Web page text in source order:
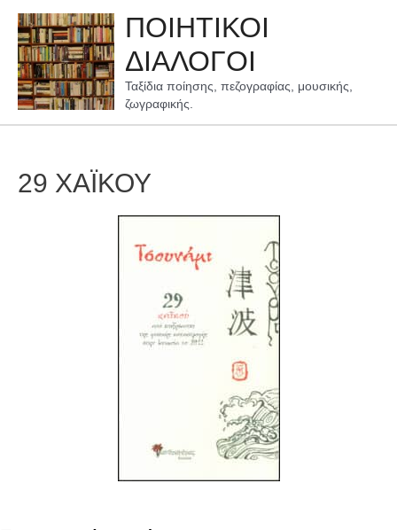
περιεχόμενο
ΠΟΙΗΤΙΚΟΙ
ΔΙΑΛΟΓΟΙ
Ταξίδια ποίησης, πεζογραφίας, μουσικής,
ζωγραφικής.
29 ΧΑΪΚΟΥ